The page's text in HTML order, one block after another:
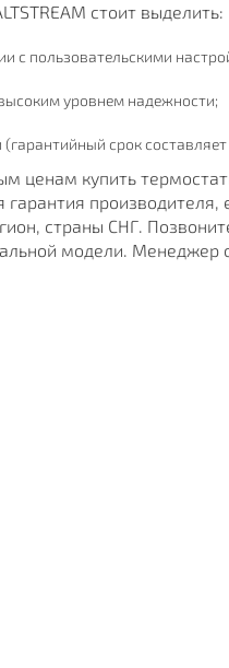
стоит выделить:
с пользовательскими
уровнем надежности;
срок составляет
ценам купить
производителя,
страны СНГ.
модели. Менеджер